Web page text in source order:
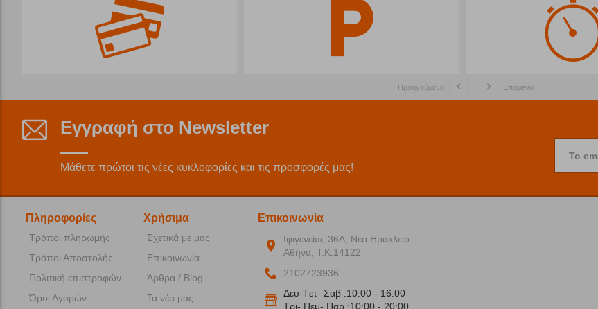
Προηγούμενο Επόμενο
Εγγραφή στο Newsletter
Μάθετε πρώτοι τις νέες κυκλοφορίες και τις προσφορές μας!
Το
Πληροφορίες
Τρόποι πληρωμής
Τρόποι Αποστολής
Πολιτική επιστροφών
Όροι Αγορών
Χρήσιμα
Σχετικά με μας
Επικοινωνία
Άρθρα / Blog
Τα νέα μας
Επικοινωνία
Ιφιγενείας 36Α, Νέο Ηράκλειο
Αθήνα, Τ.Κ.14122
2102723936
Δευ-Tετ- Σαβ :10:00 - 16:00
Tρι- Πεμ- Παρ :10:00 - 20:00